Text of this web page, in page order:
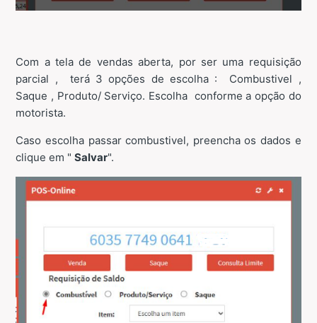
Com a tela de vendas aberta, por ser uma requisição
parcial , terá 3 opções de escolha : Combustivel ,
Saque , Produto/ Serviço. Escolha conforme a opção do
motorista.
Caso escolha passar combustivel, preencha os dados e
clique em "Salvar".